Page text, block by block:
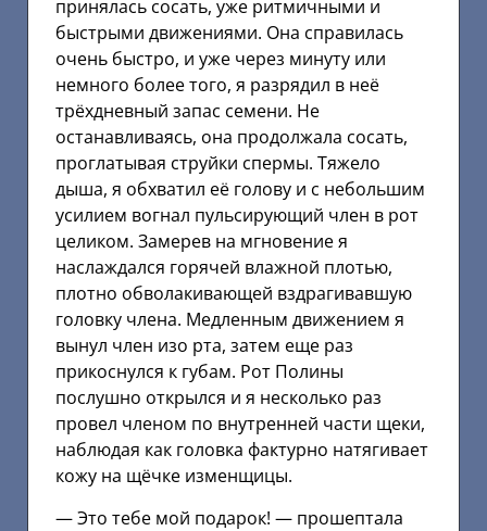
принялась сосать, уже ритмичными и
быстрыми движениями. Она справилась
очень быстро, и уже через минуту или
немного более того, я разрядил в неё
трёхдневный запас семени. Не
останавливаясь, она продолжала сосать,
проглатывая струйки спермы. Тяжело
дыша, я обхватил её голову и с небольшим
усилием вогнал пульсирующий член в рот
целиком. Замерев на мгновение я
наслаждался горячей влажной плотью,
плотно обволакивающей вздрагивавшую
головку члена. Медленным движением я
вынул член изо рта, затем еще раз
прикоснулся к губам. Рот Полины
послушно открылся и я несколько раз
провел членом по внутренней части щеки,
наблюдая как головка фактурно натягивает
кожу на щёчке изменщицы.
— Это тебе мой подарок! — прошептала